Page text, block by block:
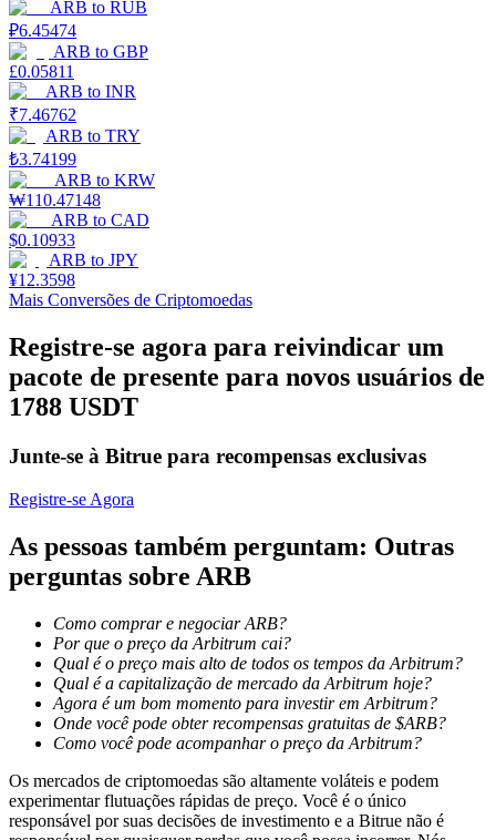
Launchpool
Staking flexível para ganhar tokens populares.
Bloqueios de BTR
Investimentos exclusivos para titulares de BTR
Empréstimos
Serviço de empréstimo apoiado por criptografia
ARB to RUB
₽6.45474
ARB to GBP
£0.05811
ARB to INR
₹7.46762
ARB to TRY
₺3.74199
ARB to KRW
₩110.47148
ARB to CAD
$0.10933
ARB to JPY
¥12.3598
Mais Conversões de Criptomoedas
Registre-se agora para reivindicar um
pacote de presente para novos usuários de
1788 USDT
Junte-se à Bitrue para recompensas exclusivas
Registre-se Agora
As pessoas também perguntam: Outras
perguntas sobre ARB
Como comprar e negociar ARB?
Por que o preço da Arbitrum cai?
Qual é o preço mais alto de todos os tempos da Arbitrum?
Qual é a capitalização de mercado da Arbitrum hoje?
Agora é um bom momento para investir em Arbitrum?
Onde você pode obter recompensas gratuitas de $ARB?
Como você pode acompanhar o preço da Arbitrum?
Os mercados de criptomoedas são altamente voláteis e podem
experimentar flutuações rápidas de preço. Você é o único
responsável por suas decisões de investimento e a Bitrue não é